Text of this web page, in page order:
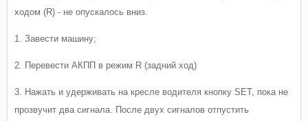
ходом (R) - не опускалось вниз.
1. Завести машину;
2. Перевести АКПП в режим R (задний ход)
3. Нажать и удерживать на кресле водителя кнопку SET, пока не
прозвучит два сигнала. После двух сигналов отпустить